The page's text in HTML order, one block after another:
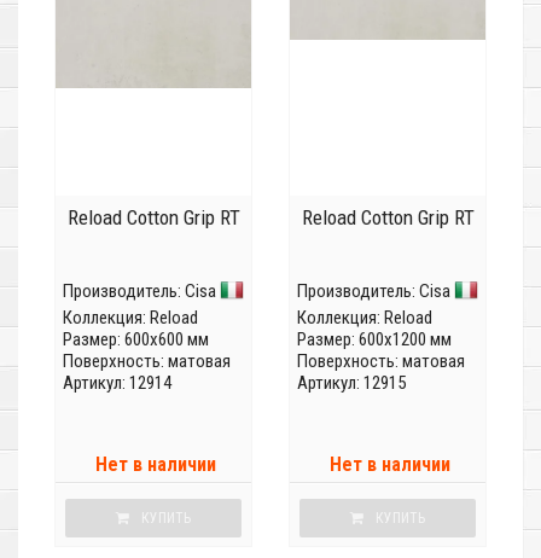
Reload Cotton Grip RT
Производитель: Cisa
Коллекция: Reload
Размер: 600x600 мм
Поверхность: матовая
Артикул: 12914
Нет в наличии
КУПИТЬ
Reload Cotton Grip RT
Производитель: Cisa
Коллекция: Reload
Размер: 600x1200 мм
Поверхность: матовая
Артикул: 12915
Нет в наличии
КУПИТЬ